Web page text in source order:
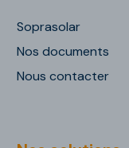
Soprasolar
Nos documents
Nous contacter